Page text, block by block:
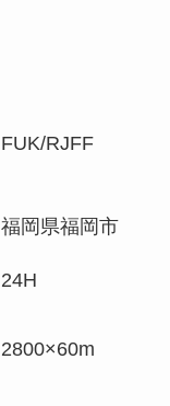
FUK/RJFF
福岡県福岡市
24H
2800×60m